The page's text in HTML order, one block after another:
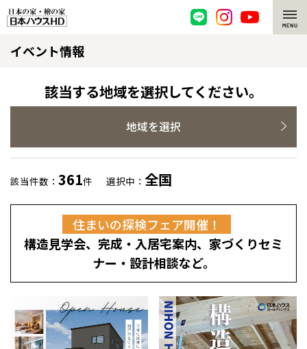
脱炭素・檜の家
環境にやさしい、脱炭素社会の住宅
耐震構造
高耐久住宅
高断熱・高気密の家
エネルギー自給自足
感謝訪問・長期保証
選ばれる理由
檜の魅力 トップ
檜と日本人
1000年を超えて生きる檜
知られざる檜の効果・作用
理想の木材「檜」
注文住宅
グレートステージ
平屋の家
リフォーム トップ
選ばれる理由
賃貸併用住宅のメリット
分譲住宅・土地
イベント情報
該当する地域を選択してください。
地域を選択
該当件数： 361件 選択中： 全国
住まいの探検フェア開催！
構造見学会、完成・入居宅案内、家づくりセミ
ナー・設計相談など。